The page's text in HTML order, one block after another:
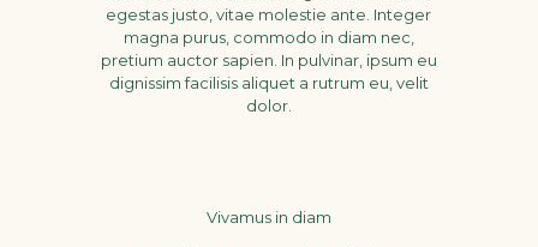
egestas justo, vitae molestie ante. Integer
magna purus, commodo in diam nec,
pretium auctor sapien. In pulvinar, ipsum eu
dignissim facilisis aliquet a rutrum eu, velit
dolor.
Vivamus in diam